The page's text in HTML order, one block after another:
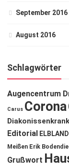
September 2016
August 2016
Schlagwörter
Augencentrum
Carus Corona
Editorial
Meißen Erik
Grußwort